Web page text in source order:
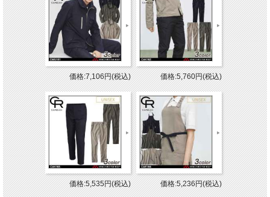
価格:7,106円(税込) 価格:5,760円(税込)
価格:5,535円(税込) 価格:5,236円(税込)